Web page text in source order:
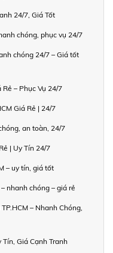
24/7, Giá Tốt
chóng, phục vụ 24/7
chóng 24/7 – Giá tốt
– Phục Vụ 24/7
Giá Rẻ | 24/7
an toàn, 24/7
| Uy Tín 24/7
– uy tín, giá tốt
nhanh chóng – giá rẻ
– Nhanh Chóng,
Giá Cạnh Tranh